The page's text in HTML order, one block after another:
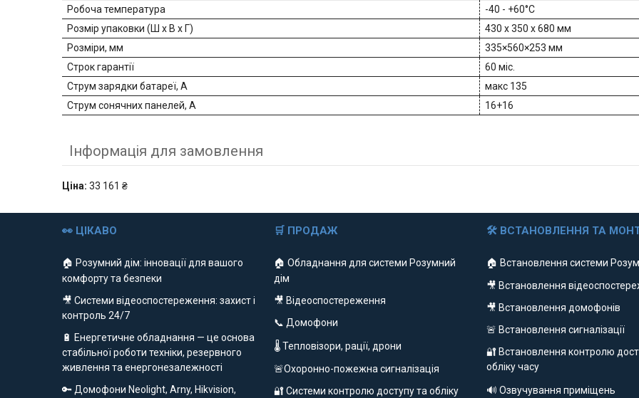
Робоча температура
-40 - +60°C
Розмір упаковки (Ш х В х Г)
430 x 350 x 680 мм
Розміри, мм
335×560×253 мм
Строк гарантії
60 міс.
Струм зарядки батареї, А
макс 135
Струм сонячних панелей, А
16+16
Інформація для замовлення
Ціна: 33 161 ₴
👀 ЦІКАВО
🏠 Розумний дім: інновації для вашого
комфорту та безпеки
🎥 Системи відеоспостереження: захист і
контроль 24/7
🔋 Енергетичне обладнання — це основа
стабільної роботи техніки, резервного
живлення та енергонезалежності
🔑 Домофони Neolight, Arny, Hikvision,
🛒 ПРОДАЖ
🏠 Обладнання для системи Розумний
дім
🎥 Відеоспостереження
📞 Домофони
🌡 Тепловізори, рації, дрони
🚨Охоронно-пожежна сигналізація
🔐 Системи контролю доступу та обліку
🛠 ВСТАНОВЛЕННЯ ТА
🏠 Встановлення системи
🎥 Встановлення
🎥 Встановлення домофонів
🚨 Встановлення сигналізації
🔐 Встановлення контролю
обліку часу
🔊 Озвучування приміщень